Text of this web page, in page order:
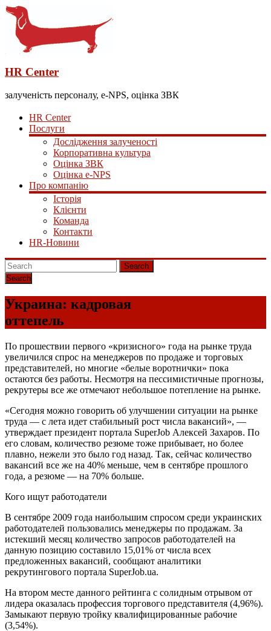
HR Center
залученість персоналу, e-NPS, оцінка ЗВК
HR Center
Послуги
Дослідження залученості
Корпоративна культура
Оцінка ЗВК
Оцінка e-NPS
Про компанію
Історія
Клієнти
Команда
Контакти
HR-Новини
Search
Украина: кадровая
оттепель
По прошествии первого «кризисного» года на рынке труда
увеличился спрос на менеджеров по продаже и торговых
представителей, но многие «белые воротнички» пока
остаются без работы. Несмотря на пессимистичные прогнозы,
рекрутеры все же отмечают небольшое потепление на рынке.
«Сегодня можно говорить об улучшении ситуации на рынке
труда — с лета идет стабильный рост числа вакансий», —
утверждает президент портала SuperJob Алексей Захаров. По
его словам, количество резюме тоже прибывает, но более
плавно, нежели это было год назад. Так, сейчас количество
вакансий все же на 40% меньше, чем в сентябре прошлого
года, а резюме — на 70% больше.
Кого ищут работодатели
В сентябре 2009 года наибольшим спросом среди украинских
работодателей пользовались менеджеры по продажам. За
истекший месяц количество запросов работодателей на
данную позицию составило 15,01% от числа всех
предложенных вакансий, сообщают аналитики
рекрутингового портала SuperJob.ua.
На втором месте данного рейтинга с солидным отрывом от
лидера оказалась профессия торгового представителя (4,96%).
Замыкают первую тройку квалифицированные рабочие
(3,54%).